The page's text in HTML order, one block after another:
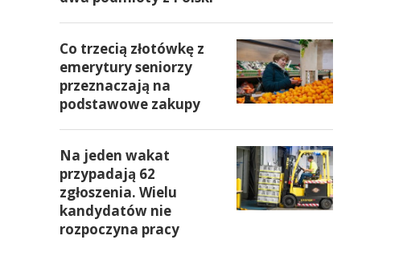
Co trzecią złotówkę z
emerytury seniorzy
przeznaczają na
podstawowe zakupy
Na jeden wakat
przypadają 62
zgłoszenia. Wielu
kandydatów nie
rozpoczyna pracy